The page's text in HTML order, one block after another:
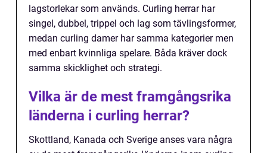
lagstorlekar som används. Curling herrar har
singel, dubbel, trippel och lag som tävlingsformer,
medan curling damer har samma kategorier men
med enbart kvinnliga spelare. Båda kräver dock
samma skicklighet och strategi.
Vilka är de mest framgångsrika
länderna i curling herrar?
Skottland, Kanada och Sverige anses vara några